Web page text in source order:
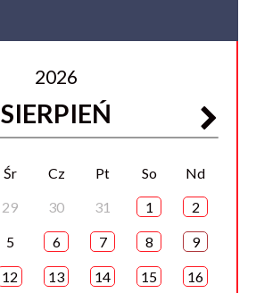
2026
SIERPIEŃ
Śr Cz Pt So
Nd
29 30 31 1 2
5 6 7 8 9
12 13 14 15 16